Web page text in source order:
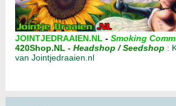
JOINTJEDRAAIEN.NL - Smoking
420Shop.NL - Headshop / Seedshop :
van Jointjedraaien.nl